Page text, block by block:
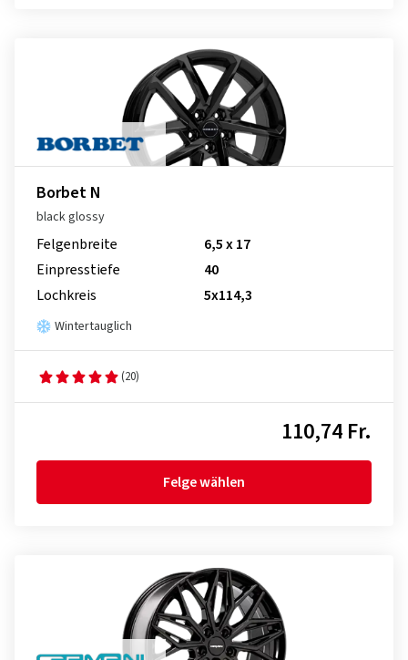
Borbet N
black glossy
Felgenbreite
6,5 x 17
Einpresstiefe
40
Lochkreis
5x114,3
Wintertauglich
(20)
110,74 Fr.
Felge wählen